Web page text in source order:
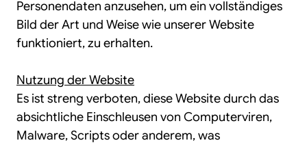
Personendaten anzusehen, um ein vollständiges
Bild der Art und Weise wie unserer Website
funktioniert, zu erhalten.
Nutzung der Website
Es ist streng verboten, diese Website durch das
absichtliche Einschleusen von Computerviren,
Malware, Scripts oder anderem, was